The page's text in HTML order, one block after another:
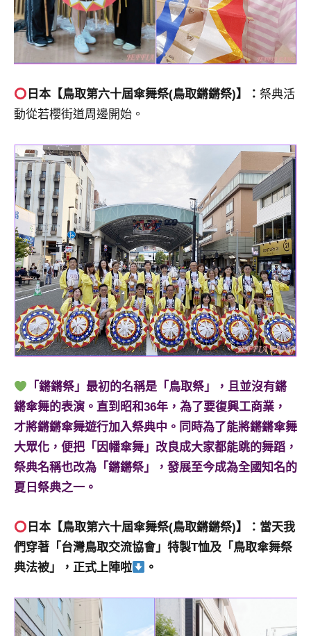
日本【鳥取第六十屆傘舞祭(鳥取鏘鏘祭)】：祭典活
動從若櫻街道周邊開始。
「鏘鏘祭」最初的名稱是「鳥取祭」，且並沒有鏘
鏘傘舞的表演。直到昭和36年，為了要復興工商業，
才將鏘鏘傘舞遊行加入祭典中。同時為了能將鏘鏘傘舞
大眾化，便把「因幡傘舞」改良成大家都能跳的舞蹈，
祭典名稱也改為「鏘鏘祭」，發展至今成為全國知名的
夏日祭典之一。
日本【鳥取第六十屆傘舞祭(鳥取鏘鏘祭)】：當天我
們穿著「台灣鳥取交流協會」特製T恤及「鳥取傘舞祭
典法被」，正式上陣啦
。